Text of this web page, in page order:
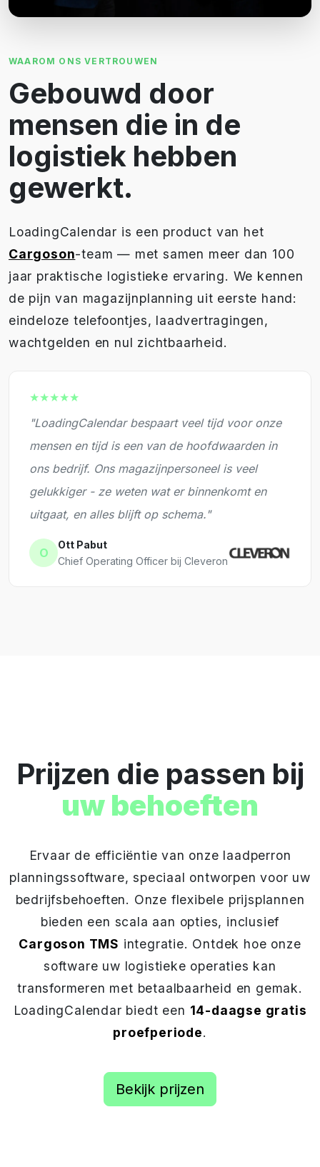
WAAROM ONS VERTROUWEN
Gebouwd door
mensen die in de
logistiek hebben
gewerkt.
LoadingCalendar is een product van het
Cargoson-team — met samen meer dan 100
jaar praktische logistieke ervaring. We kennen
de pijn van magazijnplanning uit eerste hand:
eindeloze telefoontjes, laadvertragingen,
wachtgelden en nul zichtbaarheid.
★★★★★
"LoadingCalendar bespaart veel tijd voor onze
mensen en tijd is een van de hoofdwaarden in
ons bedrijf. Ons magazijnpersoneel is veel
gelukkiger - ze weten wat er binnenkomt en
uitgaat, en alles blijft op schema."
O
Ott Pabut
Chief Operating Officer bij Cleveron
Prijzen die passen bij
uw behoeften
Ervaar de efficiëntie van onze laadperron
planningssoftware, speciaal ontworpen voor uw
bedrijfsbehoeften. Onze flexibele prijsplannen
bieden een scala aan opties, inclusief
Cargoson TMS integratie. Ontdek hoe onze
software uw logistieke operaties kan
transformeren met betaalbaarheid en gemak.
LoadingCalendar biedt een 14-daagse gratis
proefperiode.
Bekijk prijzen